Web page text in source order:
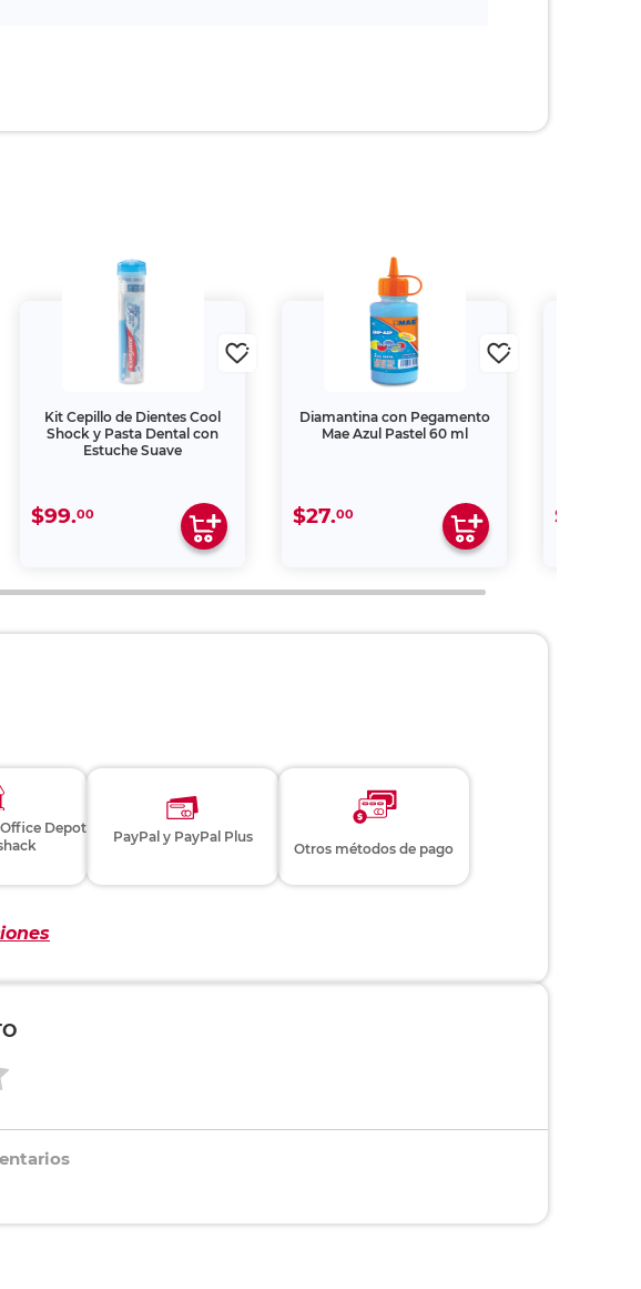
Kit Cepillo de Dientes Cool
Shock y Pasta Dental con
Estuche Suave
$99.00
Diamantina con Pegamento
Mae Azul Pastel 60 ml
$27.00 $27.
Depot
PayPal y PayPal Plus
Otros métodos de pago